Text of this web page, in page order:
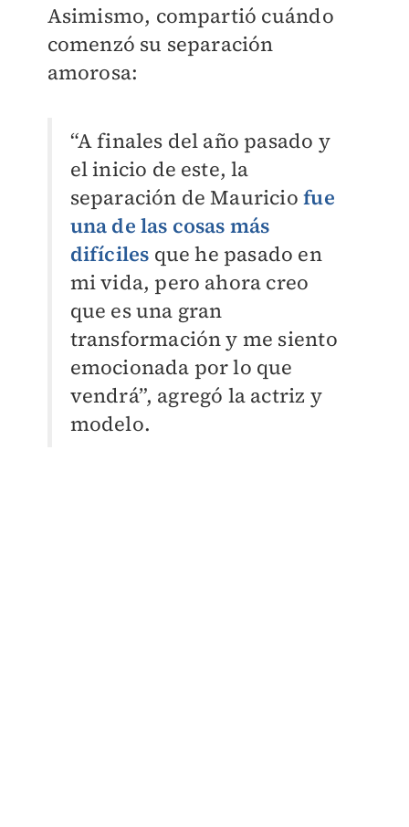
Asimismo, compartió cuándo
comenzó su separación
amorosa:
“A finales del año pasado y
el inicio de este, la
separación de Mauriciofue
una de las cosas más
difíciles que he pasado en
mi vida, pero ahora creo
que es una gran
transformación y me siento
emocionada por lo que
vendrá”, agregó la actriz y
modelo.